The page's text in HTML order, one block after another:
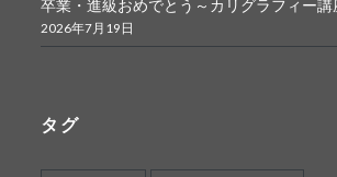
卒業・進級おめでとう～カリグラフィー講
2026年7月19日
タグ